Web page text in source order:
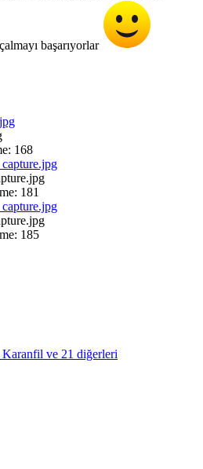
başarıyorlar
168
181
185
Karanfil ve 21 diğerleri